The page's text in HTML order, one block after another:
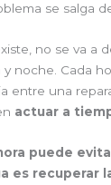
se salga
no se va a
noche. Cada
entre una
actuar a
puede
es recuperar